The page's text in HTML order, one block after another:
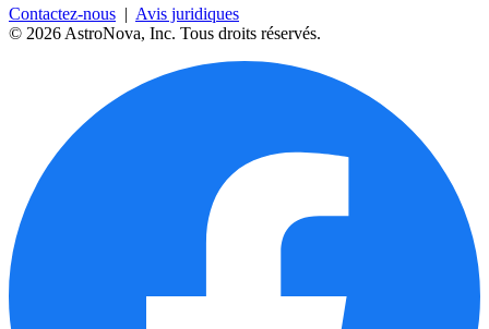
Contactez-nous | Avis juridiques
© 2026 AstroNova, Inc. Tous droits réservés.